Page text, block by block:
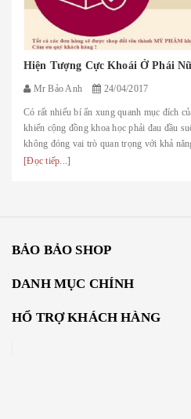
Hiện Tượng Cực Khoái Ở Phái
Mr Bảo Anh 24/04/2017
Có rất nhiếu bí ẩn xung quanh mục đích
khiến cộng đồng khoa học phải đau đầu
không đóng vai trò quan trọng với khả
[Đọc tiếp...]
BẢO BẢO SHOP
DANH MỤC CHÍNH
HỔ TRỢ KHÁCH HÀNG